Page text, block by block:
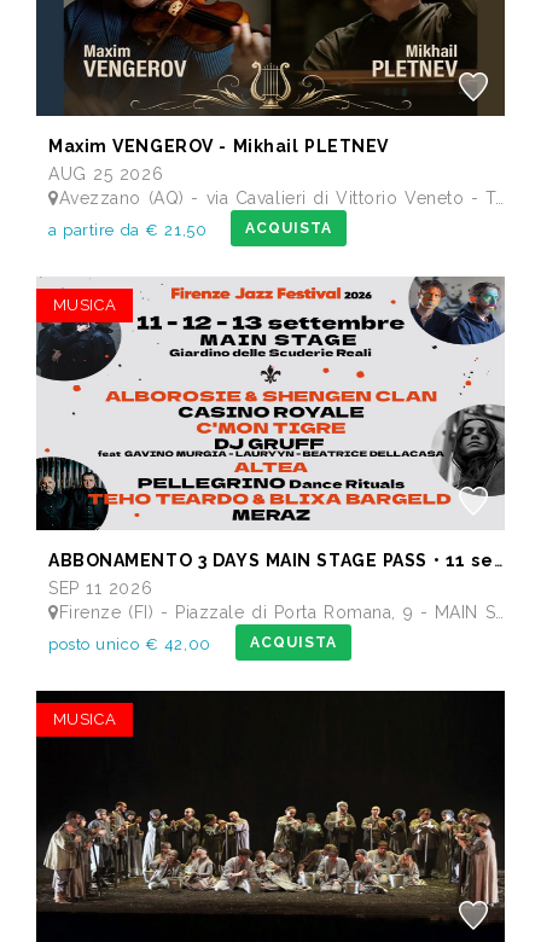
Maxim VENGEROV - Mikhail PLETNEV
AUG 25 2026
Avezzano (AQ) - via Cavalieri di Vittorio Veneto - Teatro dei Marsi
a partire da € 21,50 ACQUISTA
MUSICA
ABBONAMENTO 3 DAYS MAIN STAGE PASS • 11 settembre: Alborosie & Shengen Clan, DJ Gruff feat Gavino Murgia - Lauryyn - Beatrice Dellacasa, after party Dj Gruff • 12 settembre: Altea, Pellegrino, Casino Royale • 13 settembre: Meraz, Teho Teardo & Blixa Bargeld, C'Mon Tigre
SEP 11 2026
Firenze (FI) - Piazzale di Porta Romana, 9 - MAIN STAGE - Giardino delle Scuderie Reali
posto unico € 42,00 ACQUISTA
MUSICA